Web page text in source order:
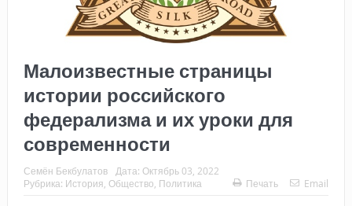
Малоизвестные страницы
истории российского
федерализма и их уроки для
современности
Семён Бекбулатов Дата: Октябрь 03, 2022
Рубрика: История Общество Политика Печать Email